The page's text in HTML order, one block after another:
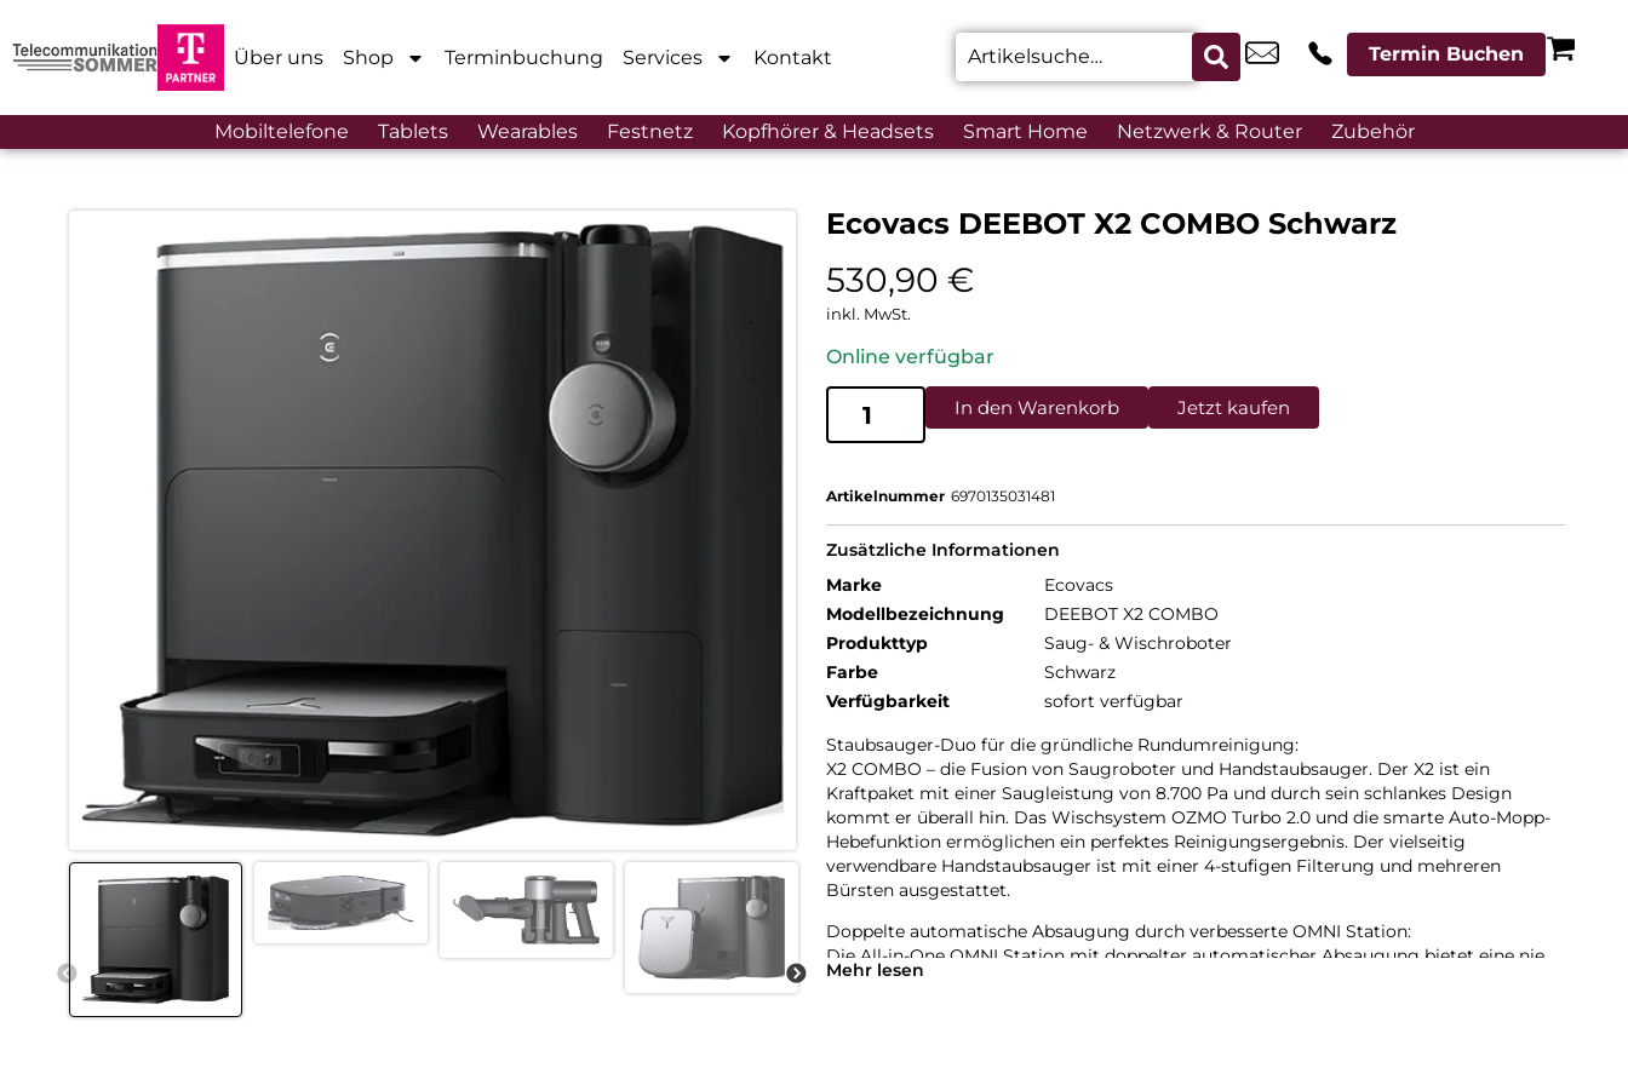
Über uns Shop Terminbuchung Services Kontakt Termin Buchen
Mobiltelefone Tablets Wearables Festnetz Kopfhörer & Headsets Smart Home Netzwerk & Router Zubehör
Ecovacs DEEBOT X2 COMBO Schwarz
530,90 €
inkl. MwSt.
Online verfügbar
In den Warenkorb Jetzt kaufen
Artikelnummer 6970135031481
Zusätzliche Informationen
Marke
Ecovacs
Modellbezeichnung
DEEBOT X2 COMBO
Produkttyp
Saug- & Wischroboter
Farbe
Schwarz
Verfügbarkeit
sofort verfügbar
Staubsauger-Duo für die gründliche Rundumreinigung:
X2 COMBO – die Fusion von Saugroboter und Handstaubsauger. Der X2 ist ein
Kraftpaket mit einer Saugleistung von 8.700 Pa und durch sein schlankes Design
kommt er überall hin. Das Wischsystem OZMO Turbo 2.0 und die smarte Auto-Mopp-
Hebefunktion ermöglichen ein perfektes Reinigungsergebnis. Der vielseitig
verwendbare Handstaubsauger ist mit einer 4-stufigen Filterung und mehreren
Bürsten ausgestattet.
Doppelte automatische Absaugung durch verbesserte OMNI Station:
Die All-in-One OMNI Station mit doppelter automatischer Absaugung bietet eine nie
dagewesene Reinigungseffizienz für ein blitzsauberes Zuhause. Sowohl der
Mehr lesen